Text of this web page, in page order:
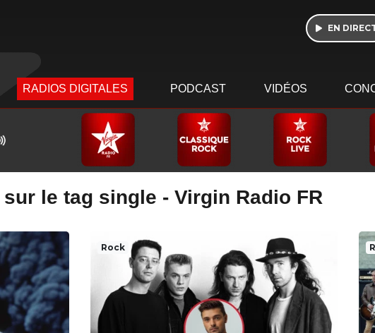
EN
RADIOS DIGITALES PODCAST VIDÉOS
le tag single - Virgin Radio FR
Rock